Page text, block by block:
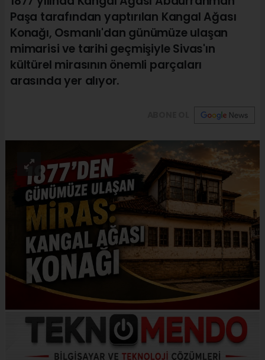
Paşa tarafından yaptırılan Kangal Ağası
Konağı, Osmanlı'dan günümüze ulaşan
mimarisi ve tarihi geçmişiyle Sivas'ın
kültürel mirasının önemli parçaları
arasında yer alıyor.